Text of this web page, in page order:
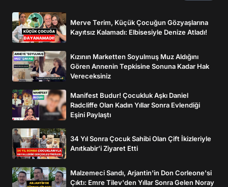
Merve Terim, Küçük Çocuğun Gözyaşlarına
Kayıtsız Kalamadı: Elbisesiyle Denize Atladı!
Kızının Marketten Soyulmuş Muz Aldığını
Gören Annenin Tepkisine Sonuna Kadar Hak
Vereceksiniz
Manifest Budur! Çocukluk Aşkı Daniel
Radcliffe Olan Kadın Yıllar Sonra Evlendiği
Eşini Paylaştı
34 Yıl Sonra Çocuk Sahibi Olan Çift İkizleriyle
Anıtkabir’i Ziyaret Etti
Malzemeci Sandı, Arjantin'in Don Corleone'si
Çıktı: Emre Tilev'den Yıllar Sonra Gelen Noray